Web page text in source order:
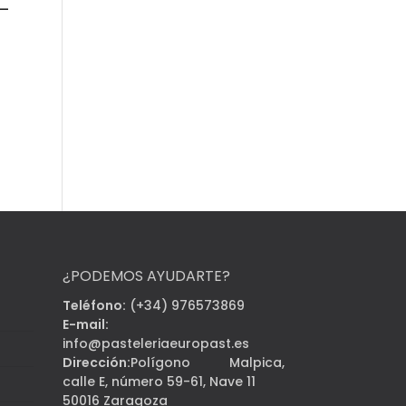
¿PODEMOS AYUDARTE?
Teléfono: (+34) 976573869
E-mail:
info@pasteleriaeuropast.es
Dirección:Polígono Malpica,
calle E, número 59-61, Nave 11
50016 Zaragoza